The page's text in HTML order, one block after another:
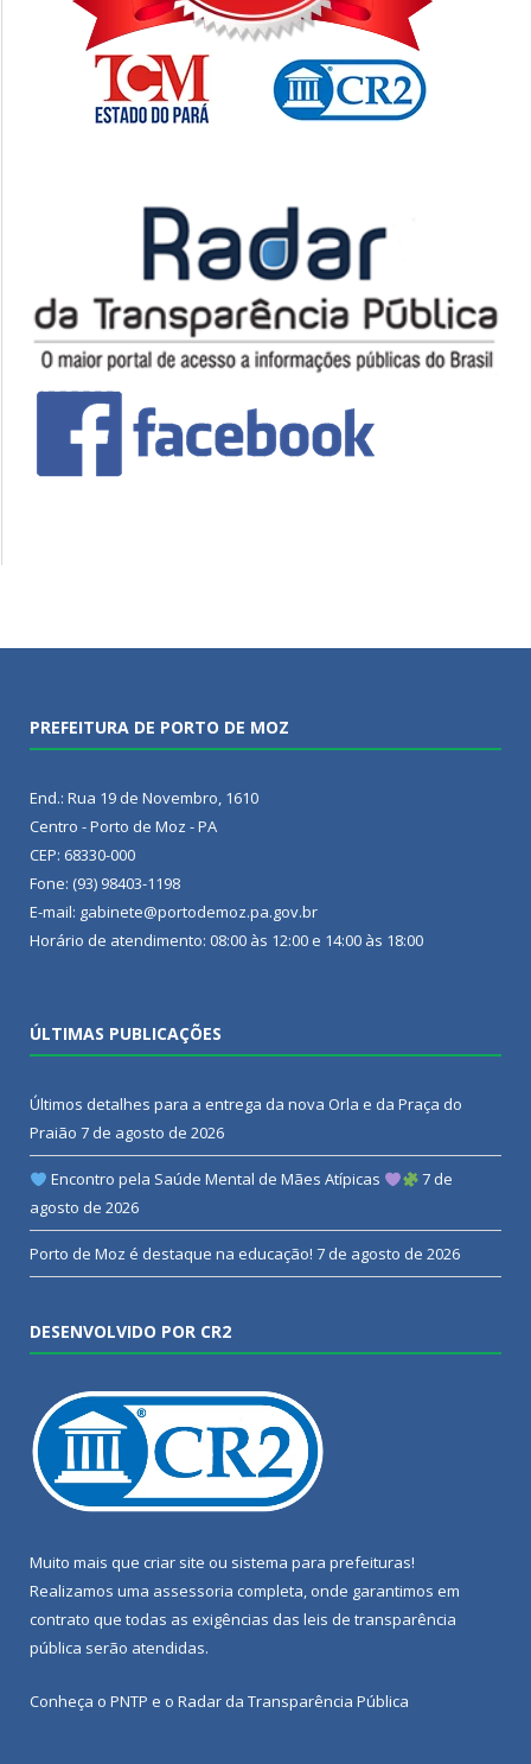
PREFEITURA DE PORTO DE MOZ
End.: Rua 19 de Novembro, 1610
Centro - Porto de Moz - PA
CEP: 68330-000
Fone: (93) 98403-1198
E-mail: gabinete@portodemoz.pa.gov.br
Horário de atendimento: 08:00 às 12:00 e 14:00 às 18:00
ÚLTIMAS PUBLICAÇÕES
Últimos detalhes para a entrega da nova Orla e da Praça do
Praião 7 de agosto de 2026
Encontro pela Saúde Mental de Mães Atípicas
7 de
agosto de 2026
Porto de Moz é destaque na educação! 7 de agosto de 2026
DESENVOLVIDO POR CR2
Muito mais que criar site ou sistema para prefeituras!
Realizamos uma assessoria completa, onde garantimos em
contrato que todas as exigências das leis de transparência
pública serão atendidas.
Conheça o PNTP e o Radar da Transparência Pública